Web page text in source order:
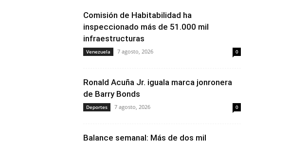
Comisión de Habitabilidad ha
inspeccionado más de 51.000 mil
infraestructuras
Venezuela 7 agosto, 2026 0
Ronald Acuña Jr. iguala marca jonronera
de Barry Bonds
Deportes 7 agosto, 2026 0
Balance semanal: Más de dos mil